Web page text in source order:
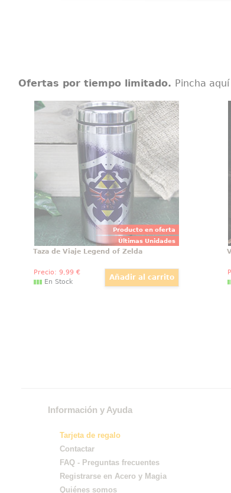
Ofertas por tiempo limitado. Pincha
Producto en oferta
Últimas Unidades
Taza de Viaje Legend of Zelda
Impresionante Taza de viaje con
el Logo de Link basado en el
fabuloso videojuego de Legend of
Zelda.
Taza de Viaje Legend of Zelda
Precio: 9,99 €
En Stock
Información y Ayuda
Tarjeta de regalo
Contactar
FAQ - Preguntas frecuentes
Registrarse en Acero y Magia
Quiénes somos